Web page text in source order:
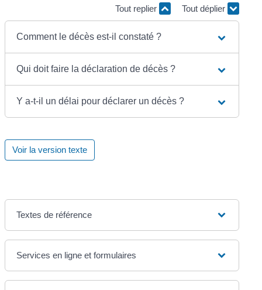
Tout replier Tout déplier
Comment le décès est-il constaté ?
Qui doit faire la déclaration de décès ?
Y a-t-il un délai pour déclarer un décès ?
Voir la version texte
Textes de référence
Services en ligne et formulaires